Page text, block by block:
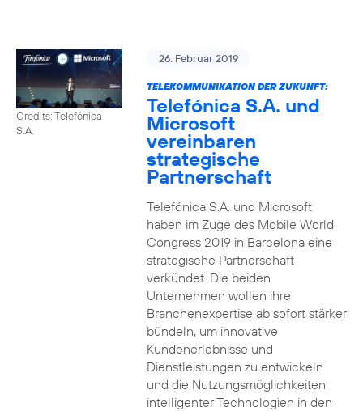
Credits: Telefónica
S.A.
26. Februar 2019
TELEKOMMUNIKATION DER ZUKUNFT:
Telefónica S.A. und
Microsoft
vereinbaren
strategische
Partnerschaft
Telefónica S.A. und Microsoft
haben im Zuge des Mobile World
Congress 2019 in Barcelona eine
strategische Partnerschaft
verkündet. Die beiden
Unternehmen wollen ihre
Branchenexpertise ab sofort stärker
bündeln, um innovative
Kundenerlebnisse und
Dienstleistungen zu entwickeln
und die Nutzungsmöglichkeiten
intelligenter Technologien in den